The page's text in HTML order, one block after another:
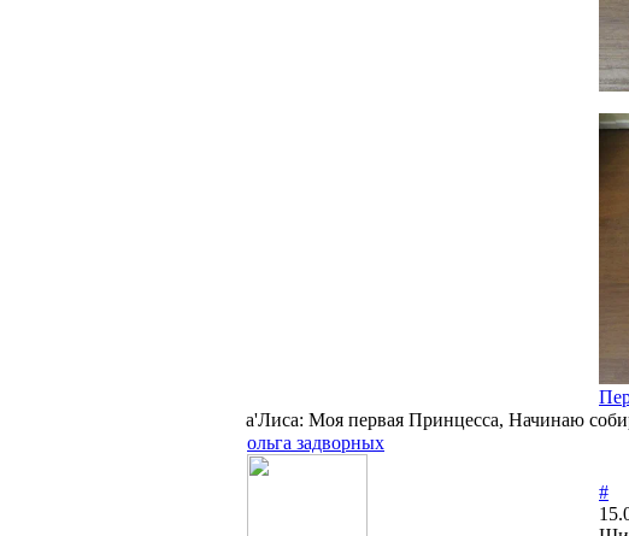
а'Лиса: Моя первая Принцесса, Начинаю
ольга задворных
#